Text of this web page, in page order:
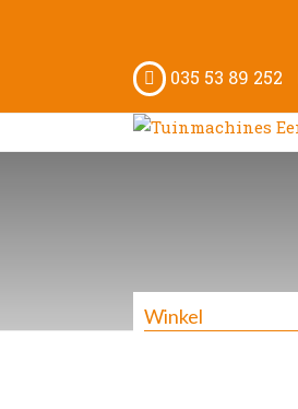
035 53 89 252
Winkel